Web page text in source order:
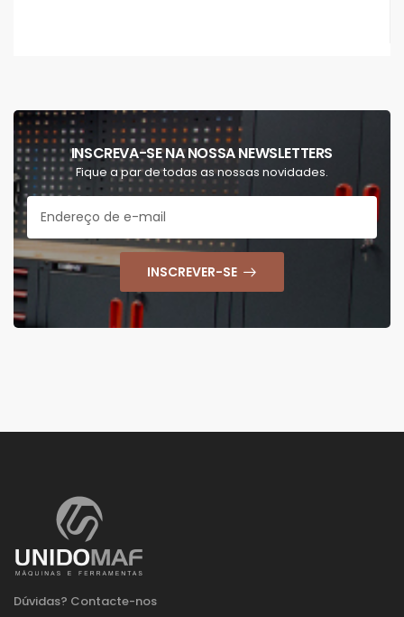
INSCREVA-SE NA NOSSA NEWSLETTERS
Fique a par de todas as nossas novidades.
INSCREVER-SE
Dúvidas? Contacte-nos